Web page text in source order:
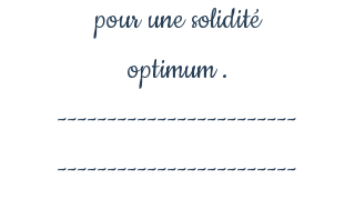
pour une solidité
optimum .
------------------------
------------------------